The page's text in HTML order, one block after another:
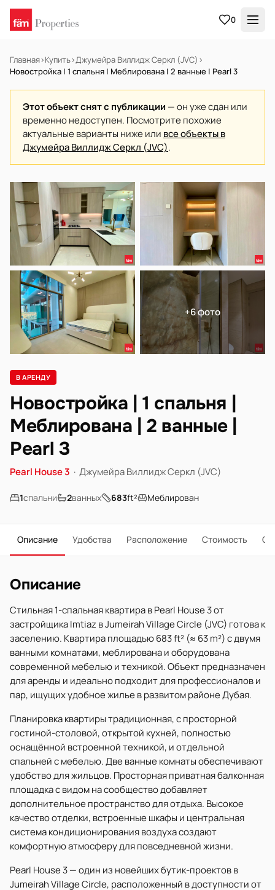
0
Главная›Купить›Джумейра Виллидж Серкл (JVC) ›
Новостройка | 1 спальня | Меблирована | 2 ванные | Pearl 3
Этот объект снят с публикации — он уже сдан или
временно недоступен. Посмотрите похожие
актуальные варианты ниже или все объекты в
Джумейра Виллидж Серкл (JVC).
В АРЕНДУ Готов к заселению
+6 фото
В АРЕНДУ
Новостройка | 1 спальня |
Меблирована | 2 ванные |
Pearl 3
Pearl House 3 · Джумейра Виллидж Серкл (JVC)
1спальни 2ванных 683ft² Меблирован
Описание Удобства Расположение Стоимость О
Описание
Стильная 1-спальная квартира в Pearl House 3 от
застройщика Imtiaz в Jumeirah Village Circle (JVC) готова к
заселению. Квартира площадью 683 ft² (≈ 63 m²) с двумя
ванными комнатами, меблирована и оборудована
современной мебелью и техникой. Объект предназначен
для аренды и идеально подходит для профессионалов и
пар, ищущих удобное жилье в развитом районе Дубая.
Планировка квартиры традиционная, с просторной
гостиной-столовой, открытой кухней, полностью
оснащённой встроенной техникой, и отдельной
спальней с мебелью. Две ванные комнаты обеспечивают
удобство для жильцов. Просторная приватная балконная
площадка с видом на сообщество добавляет
дополнительное пространство для отдыха. Высокое
качество отделки, встроенные шкафы и центральная
система кондиционирования воздуха создают
комфортную атмосферу для повседневной жизни.
Pearl House 3 — один из новейших бутик-проектов в
Jumeirah Village Circle, расположенный в доступности от